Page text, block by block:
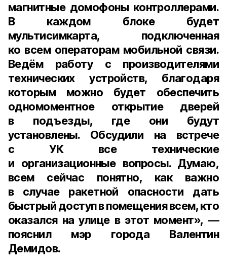
магнитные домофоны контроллерами.
В каждом блоке будет
мультисимкарта, подключенная
ко всем операторам мобильной связи.
Ведём работу с производителями
технических устройств, благодаря
которым можно будет обеспечить
одномоментное открытие дверей
в подъезды, где они будут
установлены. Обсудили на встрече
с УК все технические
и организационные вопросы. Думаю,
всем сейчас понятно, как важно
в случае ракетной опасности дать
быстрый доступ в помещения всем, кто
оказался на улице в этот момент», —
пояснил мэр города Валентин
Демидов.